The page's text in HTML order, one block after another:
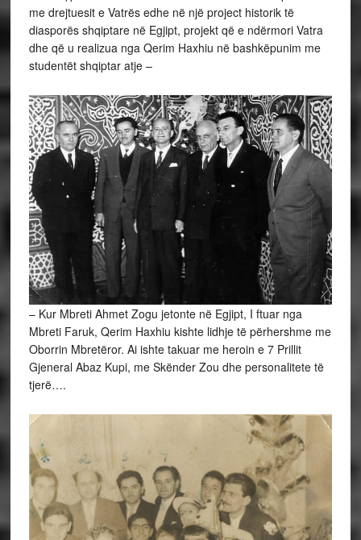
me drejtuesit e Vatrës edhe në një project historik të
diasporës shqiptare në Egjipt, projekt që e ndërmori Vatra
dhe që u realizua nga Qerim Haxhiu në bashkëpunim me
studentët shqiptar atje –
– Kur Mbreti Ahmet Zogu jetonte në Egjipt, I ftuar nga
Mbreti Faruk, Qerim Haxhiu kishte lidhje të përhershme me
Oborrin Mbretëror. Ai ishte takuar me heroin e 7 Prillit
Gjeneral Abaz Kupi, me Skënder Zou dhe personalitete të
tjerë….